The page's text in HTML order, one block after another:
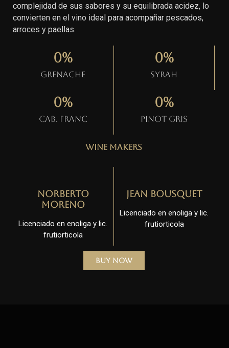
complejidad de sus sabores y su equilibrada acidez, lo
convierten en el vino ideal para acompañar pescados,
arroces y paellas.
Grenache
0%
Syrah
0%
Cab. Franc
0%
Pinot gris
0%
Wine Makers
Norberto
Moreno
Licenciado en enoliga y lic.
frutiorticola
Jean Bousquet
Licenciado en enoliga y lic.
frutiorticola
Buy Now